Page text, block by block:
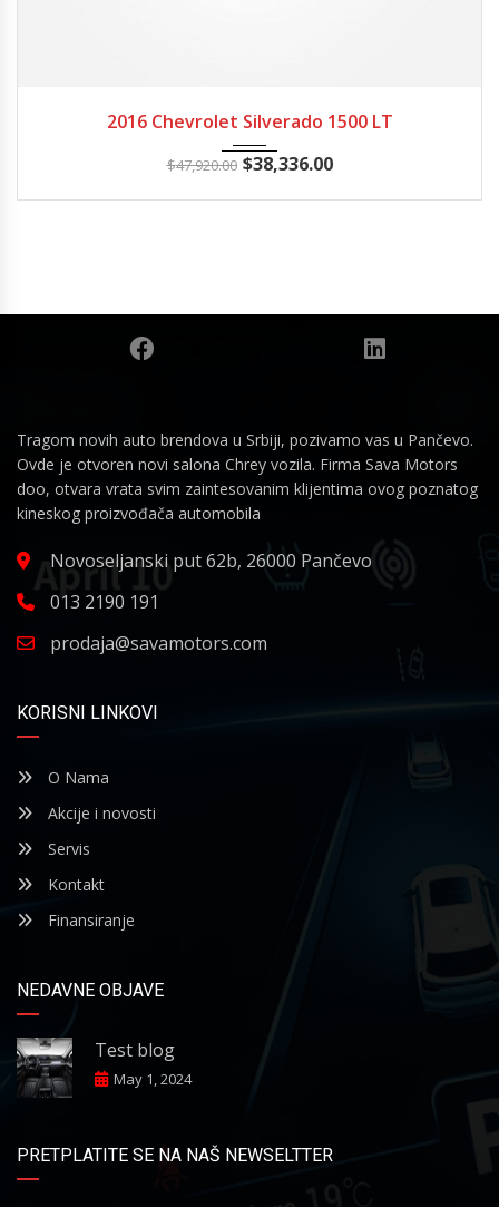
2016 Chevrolet Silverado 1500 LT
$47,920.00 $38,336.00
Tragom novih auto brendova u Srbiji, pozivamo vas u Pančevo.
Ovde je otvoren novi salona Chrey vozila. Firma Sava Motors
doo, otvara vrata svim zaintesovanim klijentima ovog poznatog
kineskog proizvođača automobila
Novoseljanski put 62b, 26000 Pančevo
013 2190 191
prodaja@savamotors.com
KORISNI LINKOVI
O Nama
Akcije i novosti
Servis
Kontakt
Finansiranje
NEDAVNE OBJAVE
Test blog
May 1, 2024
PRETPLATITE SE NA NAŠ NEWSELTTER